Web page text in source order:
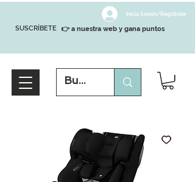
SUSCRÍBETE
Inicia Sesión/Regístrate
👉 a nuestra web y gana puntos